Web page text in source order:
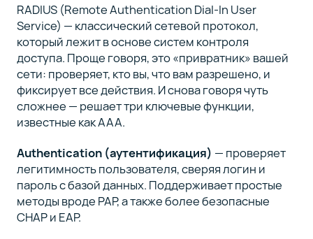
RADIUS (Remote Authentication Dial-In User
Service) — классический сетевой протокол,
который лежит в основе систем контроля
доступа. Проще говоря, это «привратник» вашей
сети: проверяет, кто вы, что вам разрешено, и
фиксирует все действия. И снова говоря чуть
сложнее — решает три ключевые функции,
известные как AAA.
Authentication (аутентификация) — проверяет
легитимность пользователя, сверяя логин и
пароль с базой данных. Поддерживает простые
методы вроде PAP, а также более безопасные
CHAP и EAP.